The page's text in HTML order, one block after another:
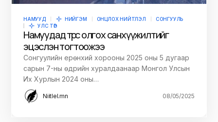
НАМУУД НИЙГЭМ ОНЦЛОХ НИЙТЛЭЛ
СОНГУУЛЬ
УЛС ТӨР
Намуудад төрөөс олгох санхүүжилтийг
эцэслэн тогтоожээ
Сонгуулийн ерөнхий хорооны 2025 оны 5 дугаар
сарын 7-ны өдрийн хуралдаанаар Монгол Улсын
Их Хурлын 2024 оны…
Niitlel.mn 08/05/2025